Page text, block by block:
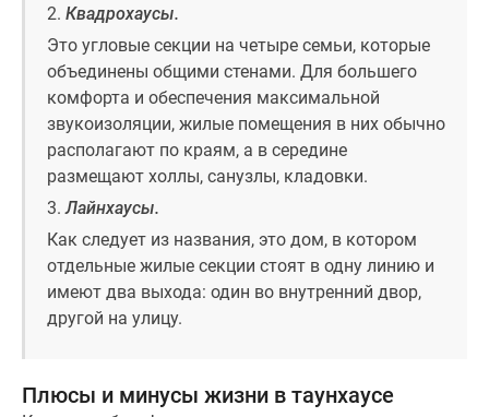
Москве
Программа
реновации
Москве
Новостройки
премиум-
Новостройки
бизнес-
класса
Рассрочка
Траншевая
2. Квадрохаусы.
Это угловые секции на четыре семьи, которые
объединены общими стенами. Для большего
комфорта и обеспечения максимальной
звукоизоляции, жилые помещения в них обычно
располагают по краям, а в середине
размещают холлы, санузлы, кладовки.
3.Лайнхаусы.
Как следует из названия, это дом, в котором
отдельные жилые секции стоят в одну линию и
имеют два выхода: один во внутренний двор,
другой на улицу.
Плюсы и минусы жизни в таунхаусе